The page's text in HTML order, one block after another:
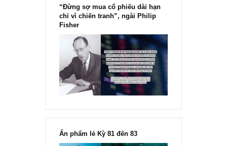
Trích dẫn, lược dịch và bình luận thêm từ Chương 9: “Stocks I’d
Avoid” – quyển One Up On Wall Street huyền thoại...
[Ấn phẩm kỳ 82], 36/36 trang,
chính thức phát hành!!